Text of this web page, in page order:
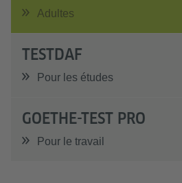
Adultes
TESTDAF
Pour les études
GOETHE-TEST PRO
Pour le travail